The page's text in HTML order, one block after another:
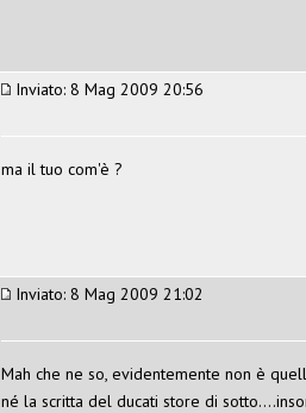
Inviato: 8 Mag 2009 20:56
ma il tuo com'è ?
Inviato: 8 Mag 2009 21:02
Mah che ne so, evidentemente non è
né la scritta del ducati store di